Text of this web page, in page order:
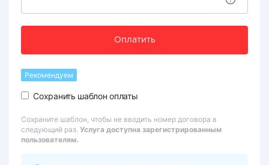
Оплатить
Рекомендуем
Сохранить шаблон оплаты
Сохраните шаблон, чтобы не вводить номер договора в
следующий раз. Услуга доступна зарегистрированным
пользователям.